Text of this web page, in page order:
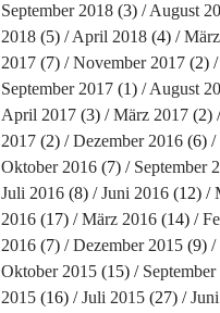
September 2018(3) August
2018(5) April 2018(4)
2017(7) November 2017(2)
September 2017(1) August
April 2017(3) März 2017(2)
2017(2) Dezember 2016(6)
Oktober 2016(7) September
Juli 2016(8) Juni 2016(12)
2016(17) März 2016(14)
2016(7) Dezember 2015(9)
Oktober 2015(15)
2015(16) Juli 2015(27)